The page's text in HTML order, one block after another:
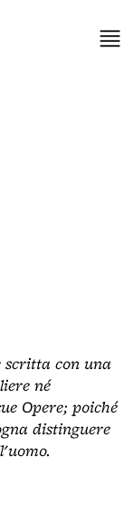
scritta con una
né
Opere; poiché
distinguere